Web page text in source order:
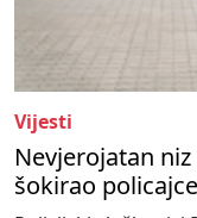
Vijesti
Nevjerojatan
šokirao policajce